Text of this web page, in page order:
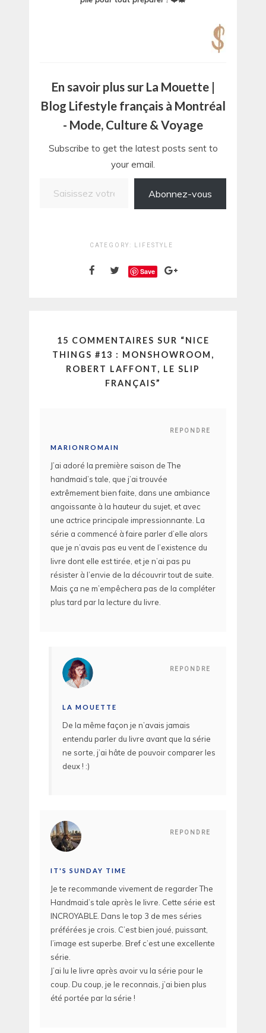
En savoir plus sur La Mouette |
Blog Lifestyle français à Montréal
- Mode, Culture & Voyage
Subscribe to get the latest posts sent to
your email.
Abonnez-vous
CATEGORY: LIFESTYLE
Save
15 COMMENTAIRES SUR “NICE
THINGS #13 : MONSHOWROOM,
ROBERT LAFFONT, LE SLIP
FRANÇAIS”
REPONDRE
MARIONROMAIN
J’ai adoré la première saison de The
handmaid’s tale, que j’ai trouvée
extrêmement bien faite, dans une ambiance
angoissante à la hauteur du sujet, et avec
une actrice principale impressionnante. La
série a commencé à faire parler d’elle alors
que je n’avais pas eu vent de l’existence du
livre dont elle est tirée, et je n’ai pas pu
résister à l’envie de la découvrir tout de suite.
Mais ça ne m’empêchera pas de la compléter
plus tard par la lecture du livre.
REPONDRE
LA MOUETTE
De la même façon je n’avais jamais
entendu parler du livre avant que la série
ne sorte, j’ai hâte de pouvoir comparer les
deux ! :)
REPONDRE
IT'S SUNDAY TIME
Je te recommande vivement de regarder The
Handmaid’s tale après le livre. Cette série est
INCROYABLE. Dans le top 3 de mes séries
préférées je crois. C’est bien joué, puissant,
l’image est superbe. Bref c’est une excellente
série.
J’ai lu le livre après avoir vu la série pour le
coup. Du coup, je le reconnais, j’ai bien plus
été portée par la série !